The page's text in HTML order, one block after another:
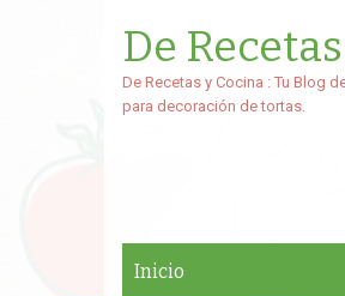
De
De Recetas y Cocina : Tu Blog
para decoración de tortas.
Inicio